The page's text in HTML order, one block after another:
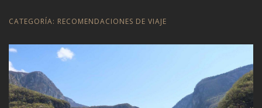
CATEGORÍA: RECOMENDACIONES DE VIAJE